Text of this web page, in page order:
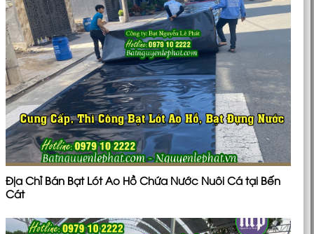
Địa Chỉ Bán Bạt Lót Ao Hồ Chứa Nước Nuôi Cá tại Bến
Cát